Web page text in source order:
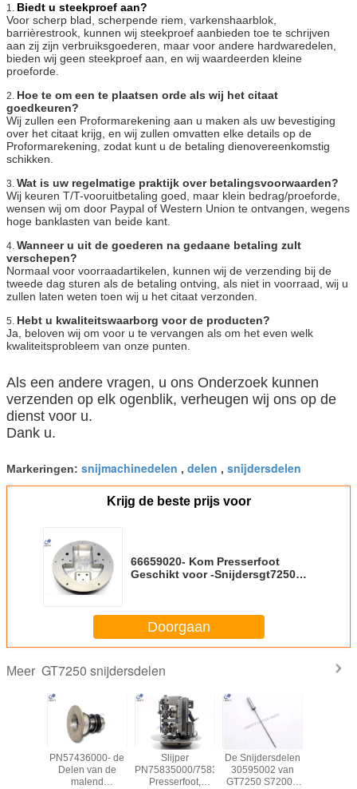
1. Biedt u steekproef aan?
Voor scherp blad, scherpende riem, varkenshaarblok,
barrièrestrook, kunnen wij steekproef aanbieden toe te schrijven
aan zij zijn verbruiksgoederen, maar voor andere hardwaredelen,
bieden wij geen steekproef aan, en wij waardeerden kleine
proeforde.
2. Hoe te om een te plaatsen orde als wij het citaat
goedkeuren?
Wij zullen een Proformarekening aan u maken als uw bevestiging
over het citaat krijg, en wij zullen omvatten elke details op de
Proformarekening, zodat kunt u de betaling dienovereenkomstig
schikken.
3. Wat is uw regelmatige praktijk over betalingsvoorwaarden?
Wij keuren T/T-vooruitbetaling goed, maar klein bedrag/proeforde,
wensen wij om door Paypal of Western Union te ontvangen, wegens
hoge banklasten van beide kant.
4. Wanneer u uit de goederen na gedaane betaling zult
verschepen?
Normaal voor voorraadartikelen, kunnen wij de verzending bij de
tweede dag sturen als de betaling ontving, als niet in voorraad, wij u
zullen laten weten toen wij u het citaat verzonden.
5. Hebt u kwaliteitswaarborg voor de producten?
Ja, beloven wij om voor u te vervangen als om het even welk
kwaliteitsprobleem van onze punten.
Als een andere vragen, u ons Onderzoek kunnen
verzenden op elk ogenblik, verheugen wij ons op de
dienst voor u.
Dank u.
Markeringen: snijmachinedelen , delen , snijdersdelen
Krijg de beste prijs voor
66659020- Kom Presserfoot
Geschikt voor -Snijdersgt7250
Doorgaan
Meer GT7250 snijdersdelen
PN57436000- de
Delen van de
malend
Slijper
PN75835000/75832000
Presserfoot,
De Snijdersdelen
30595002 van
GT7250 S7200 -